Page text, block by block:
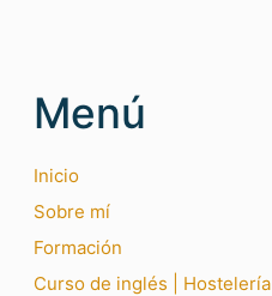
Menú
Inicio
Sobre mí
Formación
Curso de inglés | Hostelería